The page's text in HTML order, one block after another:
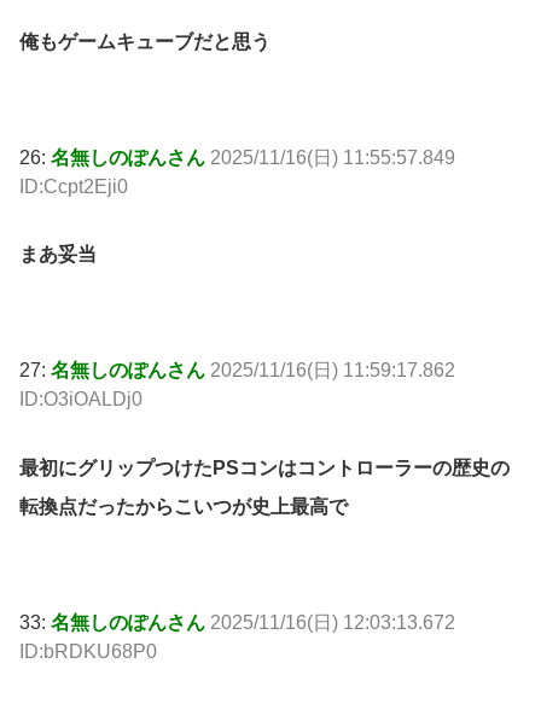
俺もゲームキューブだと思う
26: 名無しのぽんさん 2025/11/16(日) 11:55:57.849
ID:Ccpt2Eji0
まあ妥当
27: 名無しのぽんさん 2025/11/16(日) 11:59:17.862
ID:O3iOALDj0
最初にグリップつけたPSコンはコントローラーの歴史の
転換点だったからこいつが史上最高で
33: 名無しのぽんさん 2025/11/16(日) 12:03:13.672
ID:bRDKU68P0